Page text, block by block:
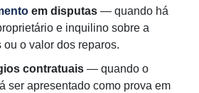
em disputas — quando há
e inquilino sobre a
o valor dos reparos.
contratuais — quando o
ser apresentado como prova em